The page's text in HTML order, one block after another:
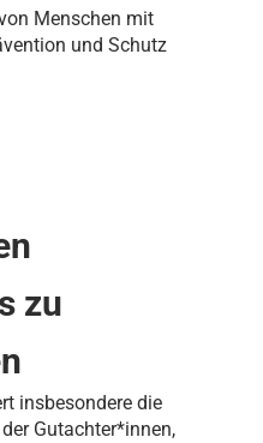
Menschen mit
und Schutz
zu
insbesondere die
Gutachter*innen,